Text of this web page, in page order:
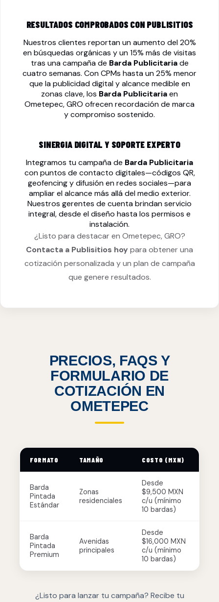
RESULTADOS COMPROBADOS CON PUBLISITIOS
Nuestros clientes reportan un aumento del 20%
en búsquedas orgánicas y un 15% más de visitas
tras una campaña de Barda Publicitariade
cuatro semanas. Con CPMs hasta un 25% menor
que la publicidad digital y alcance medible en
zonas clave, los Barda Publicitariaen
Ometepec, GRO ofrecen recordación de marca
y compromiso sostenido.
SINERGIA DIGITAL Y SOPORTE EXPERTO
Integramos tu campaña de Barda Publicitaria
con puntos de contacto digitales—códigos QR,
geofencing y difusión en redes sociales—para
ampliar el alcance más allá del medio exterior.
Nuestros gerentes de cuenta brindan servicio
integral, desde el diseño hasta los permisos e
instalación.
¿Listo para destacar en Ometepec, GRO?
Contacta a Publisitios hoy para obtener una
cotización personalizada y un plan de campaña
que genere resultados.
PRECIOS, FAQS Y
FORMULARIO DE
COTIZACIÓN EN
OMETEPEC
FORMATO TAMAÑO COSTO (MXN)
Barda
Pintada
Estándar
Zonas
residenciales
Desde
$9,500 MXN
c/u (mínimo
10 bardas)
Barda
Pintada
Premium
Avenidas
principales
Desde
$16,000 MXN
c/u (mínimo
10 bardas)
¿Listo para lanzar tu campaña? Recibe tu